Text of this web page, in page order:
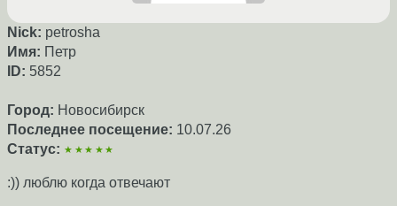
Nick: petrosha
Имя: Петр
ID: 5852
Город: Новосибирск
Последнее посещение: 10.07.26
Статус: ★★★★★
:)) люблю когда отвечают